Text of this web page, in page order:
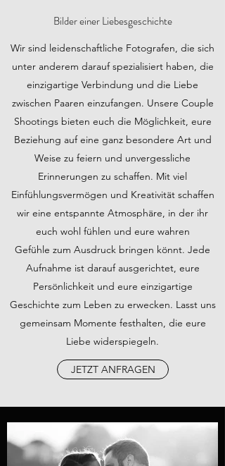
Bilder einer Liebesgeschichte
Wir sind leidenschaftliche Fotografen, die sich
unter anderem darauf spezialisiert haben, die
einzigartige Verbindung und die Liebe
zwischen Paaren einzufangen. Unsere Couple
Shootings bieten euch die Möglichkeit, eure
Beziehung auf eine ganz besondere Art und
Weise zu feiern und unvergessliche
Erinnerungen zu schaffen. Mit viel
Einfühlungsvermögen und Kreativität schaffen
wir eine entspannte Atmosphäre, in der ihr
euch wohl fühlen und eure wahren
Gefühle zum Ausdruck bringen könnt. Jede
Aufnahme ist darauf ausgerichtet, eure
Persönlichkeit und eure einzigartige
Geschichte zum Leben zu erwecken. Lasst uns
gemeinsam Momente festhalten, die eure
Liebe widerspiegeln.
JETZT ANFRAGEN